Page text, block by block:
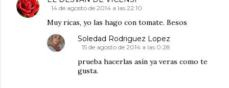
14 de agosto de 2014 a las 22:10
Muy ricas, yo las hago con tomate. Besos
Soledad Rodriguez Lopez
15 de agosto de 2014 a las 0:28
prueba hacerlas asín ya veras como te
gusta.